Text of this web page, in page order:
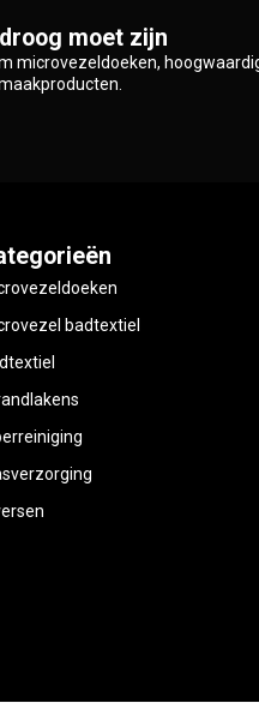
moet zijn
microvezeldoeken,
badtextiel